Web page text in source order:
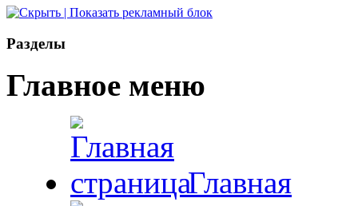
Рaзделы
Главное меню
Главная